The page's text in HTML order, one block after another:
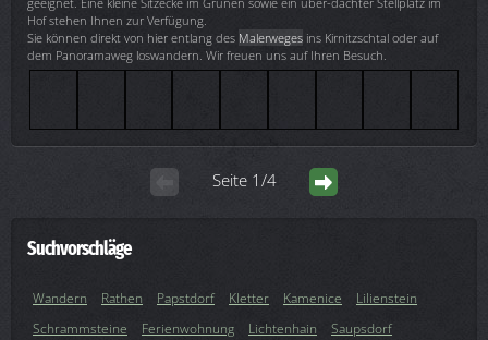
Hof stehen Ihnen zur Verfügung.
Sie können direkt von hier entlang des Malerweges ins Kirnitzschtal oder auf
dem Panoramaweg loswandern. Wir freuen uns auf Ihren Besuch.
Seite 1/4
Suchvorschläge
Wandern Rathen Papstdorf Kletter Kamenice
Lilienstein
Schrammsteine
Ferienwohnung Lichtenhain Saupsdorf